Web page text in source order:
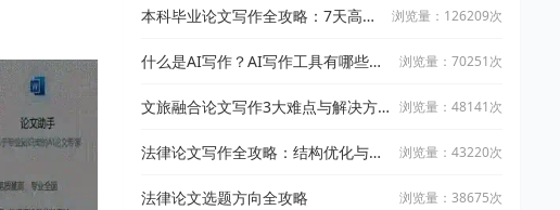
本科毕业论文写作全攻略：7天高效
浏览量：126209次
什么是AI写作？AI写作工具有哪些？
浏览量：70251次
文旅融合论文写作3大难点与解决方
浏览量：48141次
法律论文写作全攻略：结构优化与文
浏览量：43220次
法律论文选题方向全攻略 浏览量：38675次